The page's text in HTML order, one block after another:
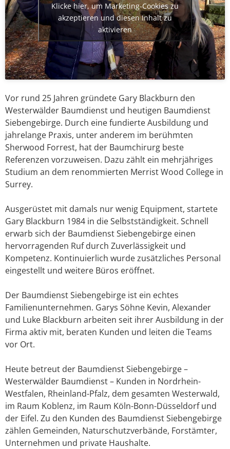
Klicke hier, um Marketing-Cookies zu
akzeptieren und diesen Inhalt zu
aktivieren
Vor rund 25 Jahren gründete Gary Blackburn den
Westerwälder Baumdienst und heutigen Baumdienst
Siebengebirge. Durch eine fundierte Ausbildung und
jahrelange Praxis, unter anderem im berühmten
Sherwood Forrest, hat der Baumchirurg beste
Referenzen vorzuweisen. Dazu zählt ein mehrjähriges
Studium an dem renommierten Merrist Wood College in
Surrey.
Ausgerüstet mit damals nur wenig Equipment, startete
Gary Blackburn 1984 in die Selbstständigkeit. Schnell
erwarb sich der Baumdienst Siebengebirge einen
hervorragenden Ruf durch Zuverlässigkeit und
Kompetenz. Kontinuierlich wurde zusätzliches Personal
eingestellt und weitere Büros eröffnet.
Der Baumdienst Siebengebirge ist ein echtes
Familienunternehmen. Garys Söhne Kevin, Alexander
und Luke Blackburn arbeiten seit ihrer Ausbildung in der
Firma aktiv mit, beraten Kunden und leiten die Teams
vor Ort.
Heute betreut der Baumdienst Siebengebirge –
Westerwälder Baumdienst – Kunden in Nordrhein-
Westfalen, Rheinland-Pfalz, dem gesamten Westerwald,
im Raum Koblenz, im Raum Köln-Bonn-Düsseldorf und
der Eifel. Zu den Kunden des Baumdienst Siebengebirge
zählen Gemeinden, Naturschutzverbände, Forstämter,
Unternehmen und private Haushalte.